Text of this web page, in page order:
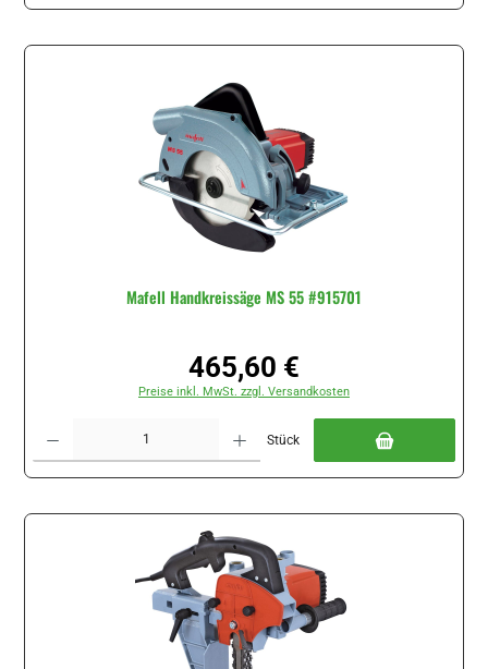
Mafell Handkreissäge MS 55 #915701
Regulärer Preis:
465,60 €
Preise inkl. MwSt. zzgl. Versandkosten
Stück